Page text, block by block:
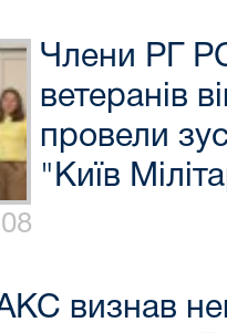
Члени РГ
ветеранів
провели
"Київ
визнав